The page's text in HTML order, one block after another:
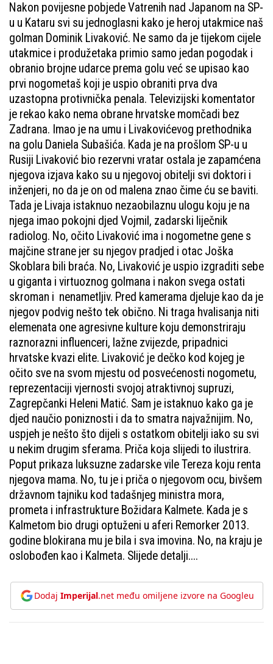
Nakon povijesne pobjede Vatrenih nad Japanom na SP-
u u Kataru svi su jednoglasni kako je heroj utakmice naš
golman Dominik Livaković. Ne samo da je tijekom cijele
utakmice i produžetaka primio samo jedan pogodak i
obranio brojne udarce prema golu već se upisao kao
prvi nogometaš koji je uspio obraniti prva dva
uzastopna protivnička penala. Televizijski komentator
je rekao kako nema obrane hrvatske momčadi bez
Zadrana. Imao je na umu i Livakovićevog prethodnika
na golu Daniela Subašića. Kada je na prošlom SP-u u
Rusiji Livaković bio rezervni vratar ostala je zapamćena
njegova izjava kako su u njegovoj obitelji svi doktori i
inženjeri, no da je on od malena znao čime ću se baviti.
Tada je Livaja istaknuo nezaobilaznu ulogu koju je na
njega imao pokojni djed Vojmil, zadarski liječnik
radiolog. No, očito Livaković ima i nogometne gene s
majčine strane jer su njegov pradjed i otac Joška
Skoblara bili braća. No, Livaković je uspio izgraditi sebe
u giganta i virtuoznog golmana i nakon svega ostati
skroman i nenametljiv. Pred kamerama djeluje kao da je
njegov podvig nešto tek obično. Ni traga hvalisanja niti
elemenata one agresivne kulture koju demonstriraju
raznorazni influenceri, lažne zvijezde, pripadnici
hrvatske kvazi elite. Livaković je dečko kod kojeg je
očito sve na svom mjestu od posvećenosti nogometu,
reprezentaciji vjernosti svojoj atraktivnoj supruzi,
Zagrepčanki Heleni Matić. Sam je istaknuo kako ga je
djed naučio poniznosti i da to smatra najvažnijim. No,
uspjeh je nešto što dijeli s ostatkom obitelji iako su svi
u nekim drugim sferama. Priča koja slijedi to ilustrira.
Poput prikaza luksuzne zadarske vile Tereza koju renta
njegova mama. No, tu je i priča o njegovom ocu, bivšem
državnom tajniku kod tadašnjeg ministra mora,
prometa i infrastrukture Božidara Kalmete. Kada je s
Kalmetom bio drugi optuženi u aferi Remorker 2013.
godine blokirana mu je bila i sva imovina. No, na kraju je
oslobođen kao i Kalmeta. Slijede detalji....
Dodaj Imperijal.net među omiljene izvore na Googleu